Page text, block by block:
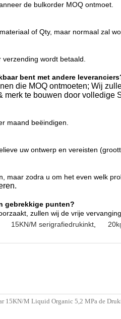
de bulkorder MOQ ontmoet.
of Qty, maar normaal zal
wordt betaald.
bent met andere
die MOQ ontmoeten; Wij
te bouwen door volledige
maand beëindigen.
uw ontwerp en vereisten
maar zodra u om het even welk
gebrekkige punten?
zullen wij de vrije
15KN/M serigrafiedrukinkt